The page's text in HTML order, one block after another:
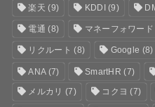
楽天 (9) KDDI (9)
電通 (8) マネーフォワード
リクルート (8) Google (8)
ANA(7) SmartHR (7)
メルカリ (7) コクヨ (7)